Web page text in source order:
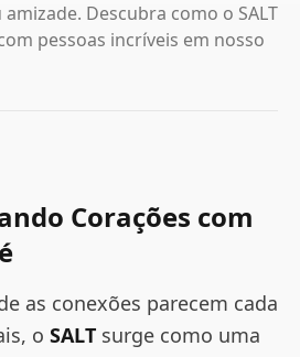
Descubra como o SALT
pessoas incríveis em nosso
Corações com
as conexões parecem cada
o SALT surge como uma